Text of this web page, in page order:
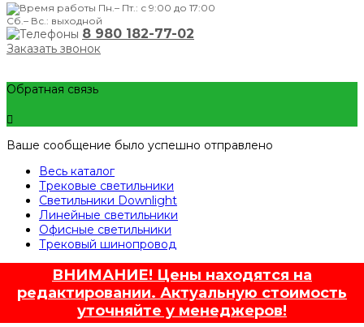
Пн.– Пт.: с 9:00 до 17:00
Сб.– Вс.: выходной
8 980 182-77-02
Заказать звонок
Обратная связь
Ваше сообщение было успешно отправлено
Весь каталог
Трековые светильники
Светильники Downlight
Линейные светильники
Офисные светильники
Трековый шинопровод
ВНИМАНИЕ! Цены находятся на
редактировании. Актуальную стоимость
уточняйте у менеджеров!